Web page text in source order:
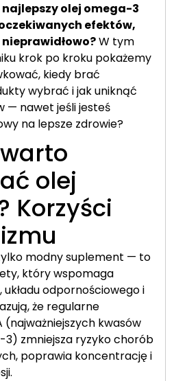
najlepszy olej omega-3
efektów,
W tym
krok po kroku pokażemy
kiedy brać
wybrać i jak uniknąć
— nawet jeśli jesteś
na lepsze zdrowie?
olej
Korzyści
modny suplement — to
który wspomaga
odpornościowego i
że regularne
(najważniejszych kwasów
3) zmniejsza ryzyko chorób
poprawia koncentrację i